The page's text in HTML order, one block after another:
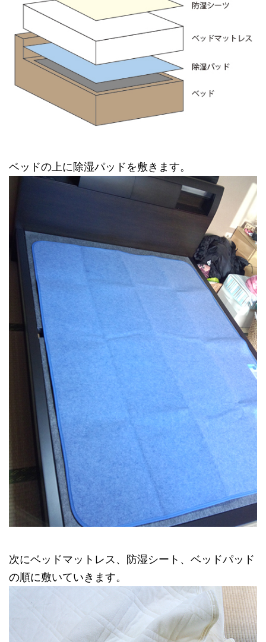
ベッドの上に除湿パッドを敷きます。
次にベッドマットレス、防湿シート、ベッドパッド
の順に敷いていきます。